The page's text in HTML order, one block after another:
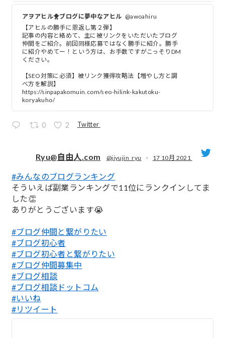
アヲアヒル🐥ブログに夢中なアヒル @awoahiru
【アヒルの勝手に恩返し第２弾】
記事の内容と絡めて、主に被リンクをいただいたブログ
仲間をご紹介。前回同様応募ではなく勝手に紹介。勝手
に紹介やめてー！という方は、お手数ですがこっそりDM
ください。
【SEO対策に必須】被リンク獲得攻略法【増やし方と調
べ方を解説】
https://sinpapakomuin.com/seo-hilink-kakutoku-
koryakuho/
0 2 Twitter
;
Ryu@自由人.com @jiyujin_ryu · 17 10月 2021
#みんなのブログランキング
そういえば副業ランキングで11位にランクインしてま
した👏
ありがとうございます😭
#ブログ仲間と繋がりたい
#ブログ初心者
#ブログ初心者と繋がりたい
#ブログ仲間募集中
#ブログ相談
#ブログ相談ドットコム
#いいね
#リツイート